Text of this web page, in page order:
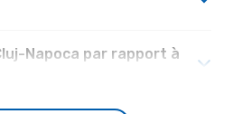
Napoca par rapport à